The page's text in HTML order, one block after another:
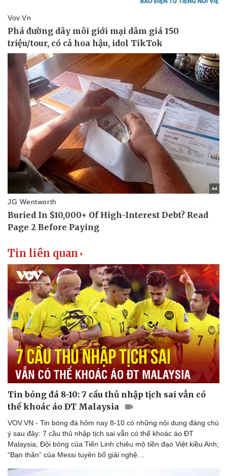
Thể thao
Bóng đá
Lịch thi đấu bóng đá
Thế giới thể thao
eSports
Hậu trường
Ô tô - Xe máy
Ô tô
Xe máy
Tư vấn
Tin liên quan
Tin bóng đá 8-10: 7 cầu thủ nhập tịch sai vẫn có
thể khoác áo ĐT Malaysia
VOV.VN - Tin bóng đá hôm nay 8-10 có những nội dung đáng chú
ý sau đây: 7 cầu thủ nhập tịch sai vẫn có thể khoác áo ĐT
Malaysia; Đội bóng của Tiến Linh chiêu mộ tiền đạo Việt kiều Anh;
“Bạn thân” của Messi tuyên bố giải nghệ…